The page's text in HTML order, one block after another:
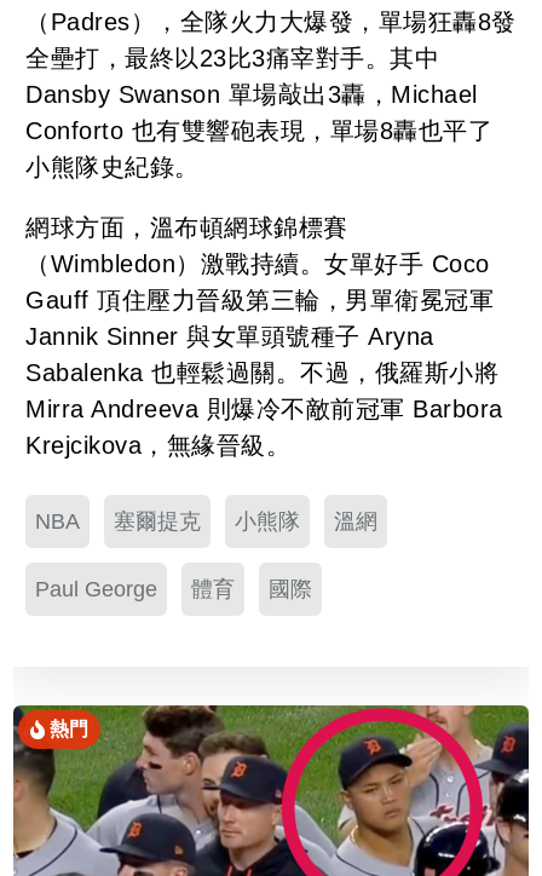
（Padres），全隊火力大爆發，單場狂轟8發
全壘打，最終以23比3痛宰對手。其中
Dansby Swanson 單場敲出3轟，Michael
Conforto 也有雙響砲表現，單場8轟也平了
小熊隊史紀錄。
網球方面，溫布頓網球錦標賽
（Wimbledon）激戰持續。女單好手 Coco
Gauff 頂住壓力晉級第三輪，男單衛冕冠軍
Jannik Sinner 與女單頭號種子 Aryna
Sabalenka 也輕鬆過關。不過，俄羅斯小將
Mirra Andreeva 則爆冷不敵前冠軍 Barbora
Krejcikova，無緣晉級。
NBA 塞爾提克 小熊隊 溫網
Paul George 體育 國際
熱門